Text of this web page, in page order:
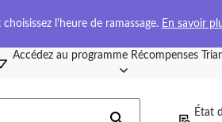
l'heure de ramassage. En savoir
Accédez au programme Récompenses
État